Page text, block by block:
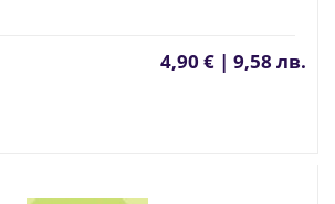
4,90 € | 9,58 лв.